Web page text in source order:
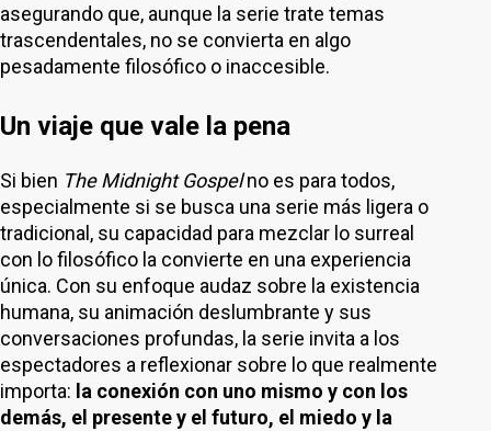
asegurando que, aunque la serie trate temas
trascendentales, no se convierta en algo
pesadamente filosófico o inaccesible.
Un viaje que vale la pena
Si bien The Midnight Gospelno es para todos,
especialmente si se busca una serie más ligera o
tradicional, su capacidad para mezclar lo surreal
con lo filosófico la convierte en una experiencia
única. Con su enfoque audaz sobre la existencia
humana, su animación deslumbrante y sus
conversaciones profundas, la serie invita a los
espectadores a reflexionar sobre lo que realmente
importa: la conexión con uno mismo y con los
demás, el presente y el futuro, el miedo y la